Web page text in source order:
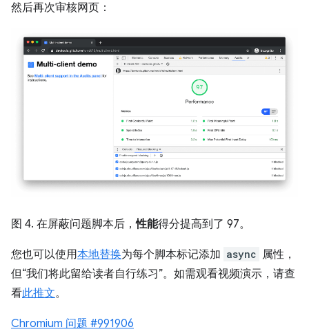
然后再次审核网页：
图 4. 在屏蔽问题脚本后，性能得分提高到了 97。
您也可以使用本地替换为每个脚本标记添加 async 属性，
但“我们将此留给读者自行练习”。如需观看视频演示，请查
看此推文。
Chromium 问题 #991906